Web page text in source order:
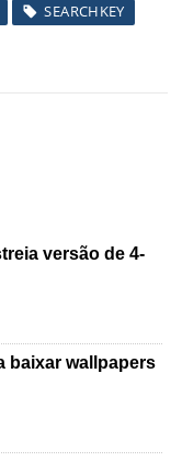
SEARCHKEY
versão de 4-
baixar wallpapers